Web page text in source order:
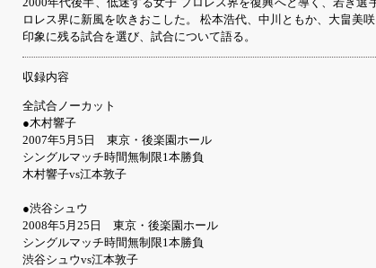
ロレス界に新風を吹きおこした。 松本浩代、中川ともか、大畠美
印象に残る試合を選び、試合について語る。
収録内容
全試合ノーカット
●木村響子
2007年5月5日 東京・後楽園ホール
シングルマッチ時間無制限1本勝負
木村響子vs江本敦子
●渋谷シュウ
2008年5月25日 東京・後楽園ホール
シングルマッチ時間無制限1本勝負
渋谷シュウvs江本敦子